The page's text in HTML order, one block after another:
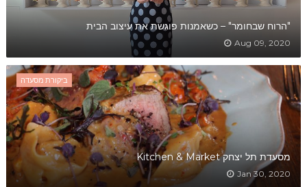
"הרוח שבחומר" – כשאמנות פוגשת את עיצוב הבית
Aug 09, 2020
ביקורת מסעדה
מסעדת תל יצחק Kitchen & Market
Jan 30, 2020